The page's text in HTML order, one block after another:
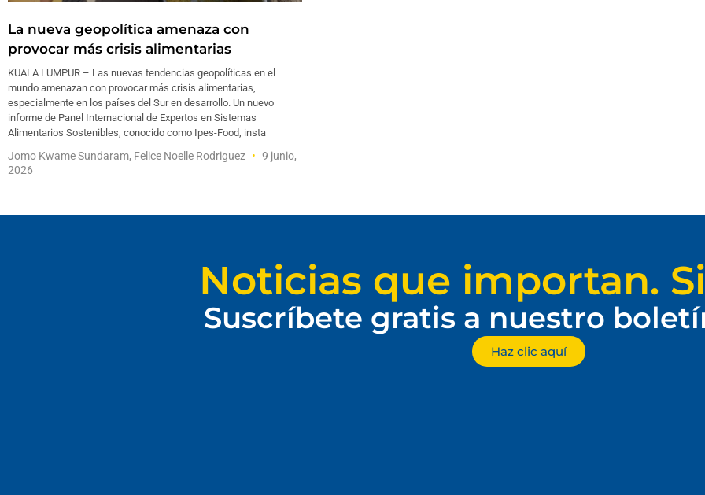
La nueva geopolítica amenaza con
provocar más crisis alimentarias
KUALA LUMPUR – Las nuevas tendencias geopolíticas en el
mundo amenazan con provocar más crisis alimentarias,
especialmente en los países del Sur en desarrollo. Un nuevo
informe de Panel Internacional de Expertos en Sistemas
Alimentarios Sostenibles, conocido como Ipes-Food, insta
Jomo Kwame Sundaram, Felice Noelle Rodriguez
9 junio,
2026
Noticias que importan.
Suscríbete gratis a nuestro
Haz clic aquí